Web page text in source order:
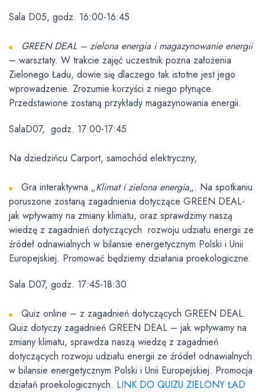
Sala D05, godz. 16:00-16:45
GREEN DEAL – zielona energia i magazynowanie energii
– warsztaty. W trakcie zajęć uczestnik pozna założenia
Zielonego Ładu, dowie się dlaczego tak istotne jest jego
wprowadzenie. Zrozumie korzyści z niego płynące.
Przedstawione zostaną przykłady magazynowania energii.
SalaD07, godz. 17:00-17:45
Na dziedzińcu Carport, samochód elektryczny,
Gra interaktywna „Klimat i zielona energia„. Na spotkaniu
poruszone zostaną zagadnienia dotyczące GREEN DEAL-
jak wpływamy na zmiany klimatu, oraz sprawdzimy naszą
wiedzę z zagadnień dotyczących rozwoju udziału energii ze
źródeł odnawialnych w bilansie energetycznym Polski i Unii
Europejskiej. Promować będziemy działania proekologiczne.
Sala D07, godz. 17:45-18:30
Quiz online – z zagadnień dotyczących GREEN DEAL.
Quiz dotyczy zagadnień GREEN DEAL – jak wpływamy na
zmiany klimatu, sprawdza naszą wiedzę z zagadnień
dotyczących rozwoju udziału energii ze źródeł odnawialnych
w bilansie energetycznym Polski i Unii Europejskiej. Promocja
działań proekologicznych. LINK DO QUIZU ZIELONY ŁAD